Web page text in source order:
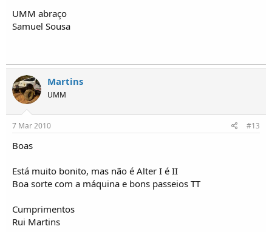
UMM abraço
Samuel Sousa
Martins
UMM
7 Mar 2010 #13
Boas
Está muito bonito, mas não é Alter I é II
Boa sorte com a máquina e bons passeios TT
Cumprimentos
Rui Martins